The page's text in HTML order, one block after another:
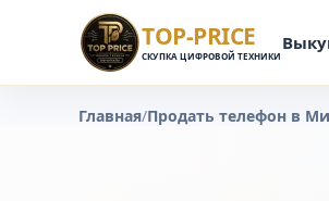
TOP-PRICE
СКУПКА ЦИФРОВОЙ ТЕХНИКИ
Главная/Продать телефон в